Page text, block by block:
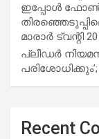
ഇപ്പോള്‍ ഫോണ്‍
മാരാര്‍ ട്വന്റി 20
പ്ലീഡർ നിയമന
Recent